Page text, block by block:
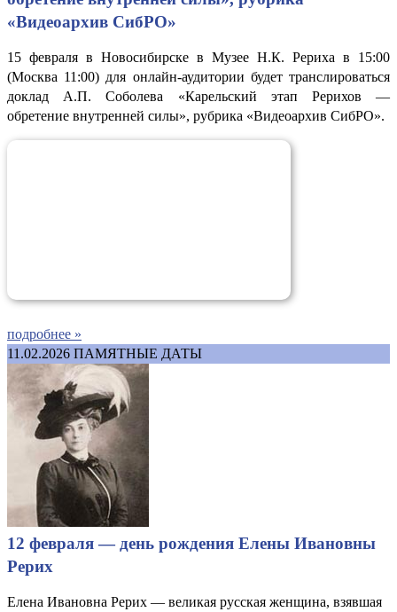
«Видеоархив СибРО»
15 февраля в Новосибирске в Музее Н.К. Рериха в 15:00
(Москва 11:00) для онлайн-аудитории будет транслироваться
доклад А.П. Соболева «Карельский этап Рерихов —
обретение внутренней силы», рубрика «Видеоархив СибРО».
подробнее »
11.02.2026 ПАМЯТНЫЕ ДАТЫ
12 февраля — день рождения Елены Ивановны
Рерих
Елена Ивановна Рерих — великая русская женщина, взявшая